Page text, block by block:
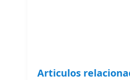
Articulos